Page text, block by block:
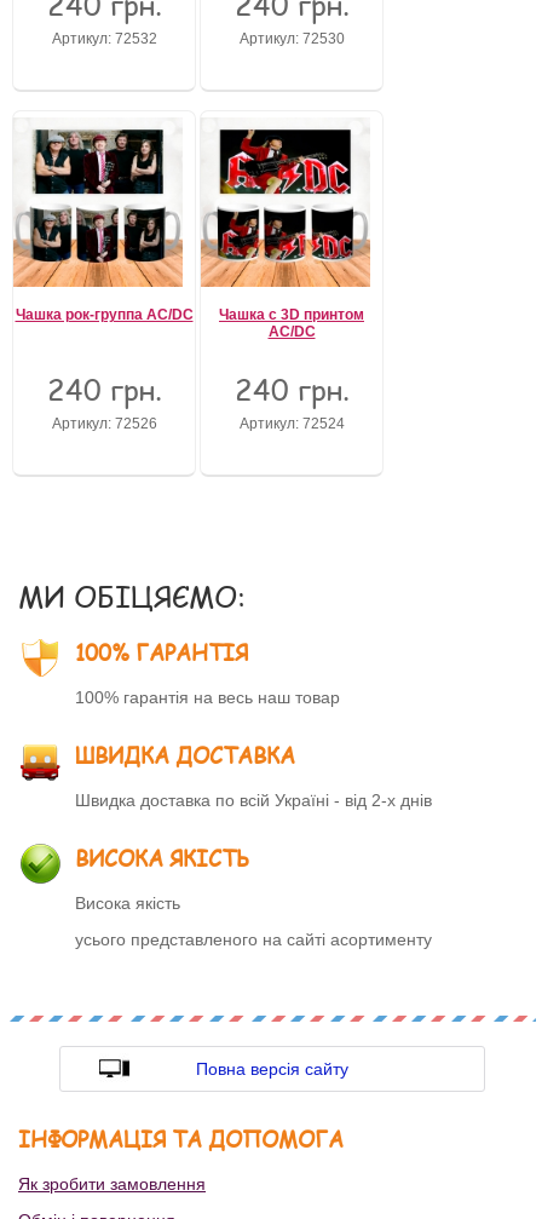
Артикул: 72532 Артикул: 72530
Чашка рок-группа AC/DC
240 грн.
Артикул: 72526
Чашка с 3D принтом
AC/DC
240 грн.
Артикул: 72524
МИ ОБІЦЯЄМО:
100% ГАРАНТІЯ
100% гарантія на весь наш товар
ШВИДКА ДОСТАВКА
Швидка доставка по всій Україні - від 2-х днів
ВИСОКА ЯКІСТЬ
Висока якість
усього представленого на сайті асортименту
Повна версія сайту
ІНФОРМАЦІЯ ТА ДОПОМОГА
Як зробити замовлення